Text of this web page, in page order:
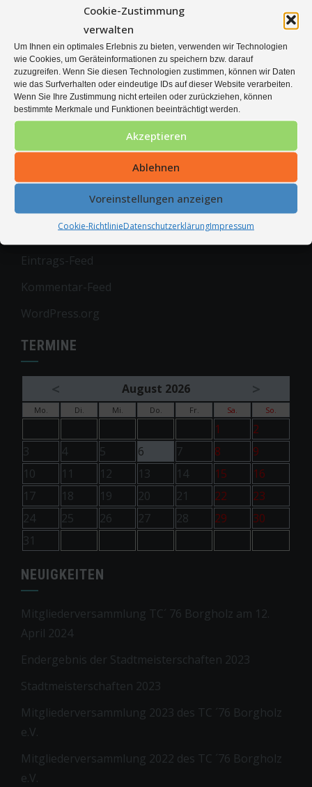
Cookie-Zustimmung
verwalten
Um Ihnen ein optimales Erlebnis zu bieten, verwenden wir Technologien
wie Cookies, um Geräteinformationen zu speichern bzw. darauf
zuzugreifen. Wenn Sie diesen Technologien zustimmen, können wir Daten
wie das Surfverhalten oder eindeutige IDs auf dieser Website verarbeiten.
Wenn Sie Ihre Zustimmung nicht erteilen oder zurückziehen, können
bestimmte Merkmale und Funktionen beeinträchtigt werden.
Akzeptieren
Ablehnen
Voreinstellungen anzeigen
Cookie-RichtlinieDatenschutzerklärungImpressum
Stadtmeisterschaften 2023
Mitgliederversammlung 2023 des TC ´76 Borgholz
e.V.
Mitgliederversammlung 2022 des TC ´76 Borgholz
e.V.
Anmelden
Eintrags-Feed
Kommentar-Feed
WordPress.org
TERMINE
< August 2026 >
Mo. Di. Mi. Do. Fr. Sa. So.
1
2
3
4 5 6 7 8
9
10
11 12 13 14 15
16
17
18 19 20 21 22
23
24
25 26 27 28 29
30
31
NEUIGKEITEN
Mitgliederversammlung TC´ 76 Borgholz am 12.
April 2024
Endergebnis der Stadtmeisterschaften 2023
Stadtmeisterschaften 2023
Mitgliederversammlung 2023 des TC ´76 Borgholz
e.V.
Mitgliederversammlung 2022 des TC ´76 Borgholz
e.V.